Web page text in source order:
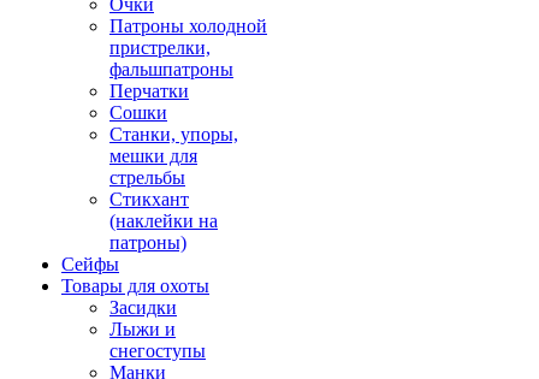
Очки
Патроны холодной
пристрелки,
фальшпатроны
Перчатки
Сошки
Станки, упоры,
мешки для
стрельбы
Стикхант
(наклейки на
патроны)
Сейфы
Товары для охоты
Засидки
Лыжи и
снегоступы
Манки